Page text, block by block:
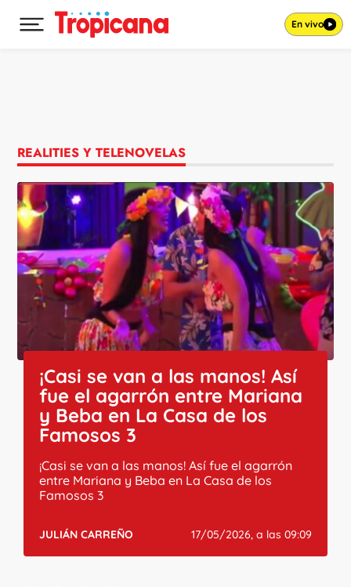
Desplegar menú principal En vivo
REALITIES Y TELENOVELAS
¡Casi se van a las manos! Así
fue el agarrón entre Mariana
y Beba en La Casa de los
Famosos 3
¡Casi se van a las manos! Así fue el agarrón
entre Mariana y Beba en La Casa de los
Famosos 3
JULIÁN CARREÑO 17/05/2026, a las 09:09